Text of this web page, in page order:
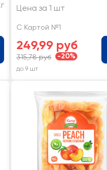
Цена за 1 шт
С Картой №1
249,99 руб
315,78 руб -20%
до 9 шт